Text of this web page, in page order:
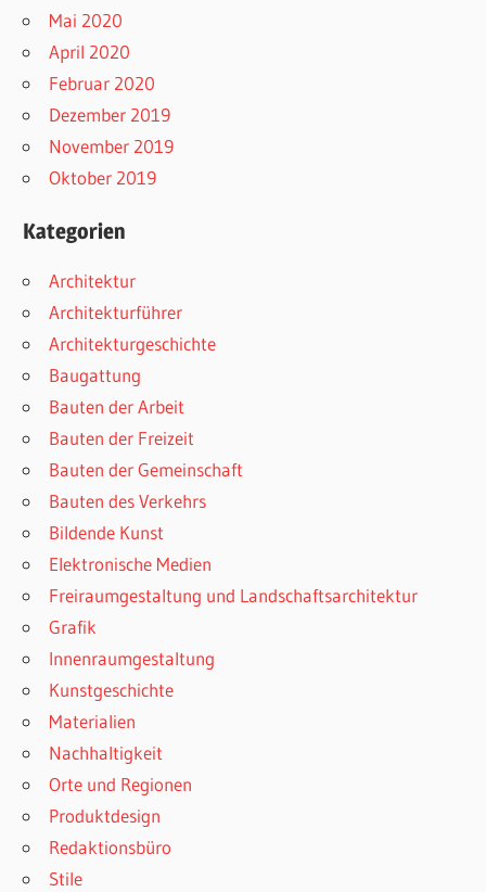
Mai 2020
April 2020
Februar 2020
Dezember 2019
November 2019
Oktober 2019
Kategorien
Architektur
Architekturführer
Architekturgeschichte
Baugattung
Bauten der Arbeit
Bauten der Freizeit
Bauten der Gemeinschaft
Bauten des Verkehrs
Bildende Kunst
Elektronische Medien
Freiraumgestaltung und Landschaftsarchitektur
Grafik
Innenraumgestaltung
Kunstgeschichte
Materialien
Nachhaltigkeit
Orte und Regionen
Produktdesign
Redaktionsbüro
Stile